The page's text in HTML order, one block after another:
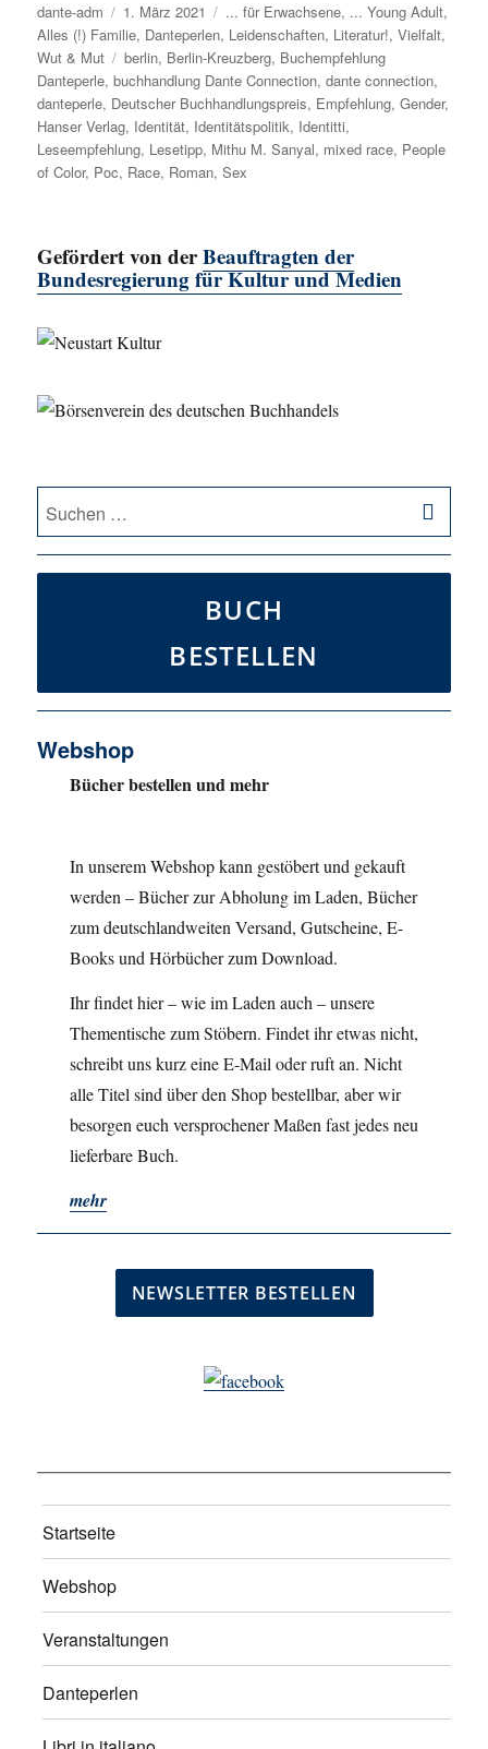
Autor
dante-adm
Veröffentlicht
am
1. März 2021 Kategorien
... für Erwachsene, ... Young Adult,
Alles (!) Familie, Danteperlen, Leidenschaften, Literatur!,Vielfalt,
Wut & Mut
Schlagwörter
berlin, Berlin-Kreuzberg, Buchempfehlung
Danteperle,buchhandlung Dante Connection,dante connection,
danteperle, Deutscher Buchhandlungspreis, Empfehlung,Gender,
Hanser Verlag, Identität, Identitätspolitik, Identitti,
Leseempfehlung, Lesetipp, Mithu M. Sanyal, mixed race, People
of Color, Poc, Race, Roman,Sex
Gefördert von derBeauftragten der
Bundesregierung für Kultur und Medien
Suche
nach:
BUCH
BESTELLEN
Webshop
Bücher bestellen und mehr
In unserem Webshop kann gestöbert und gekauft
werden – Bücher zur Abholung im Laden, Bücher
zum deutschlandweiten Versand, Gutscheine, E-
Books und Hörbücher zum Download.
Ihr findet hier – wie im Laden auch – unsere
Thementische zum Stöbern. Findet ihr etwas nicht,
schreibt uns kurz eine E-Mail oder ruft an. Nicht
alle Titel sind über den Shop bestellbar, aber wir
besorgen euch versprochener Maßen fast jedes neu
lieferbare Buch.
mehr
Startseite
Webshop
Veranstaltungen
Danteperlen